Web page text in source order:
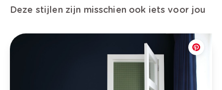
Deze stijlen zijn misschien ook iets voor jou